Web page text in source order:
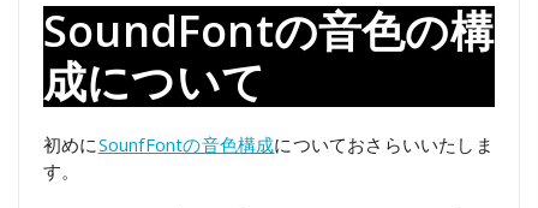
SoundFontの音色の構
成について
初めにSounfFontの音色構成についておさらいいたしま
す。